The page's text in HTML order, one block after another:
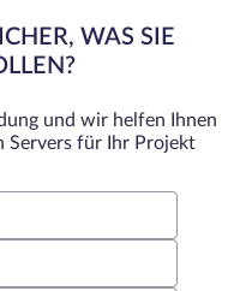
WAS SIE
und wir helfen Ihnen
Servers für Ihr Projekt